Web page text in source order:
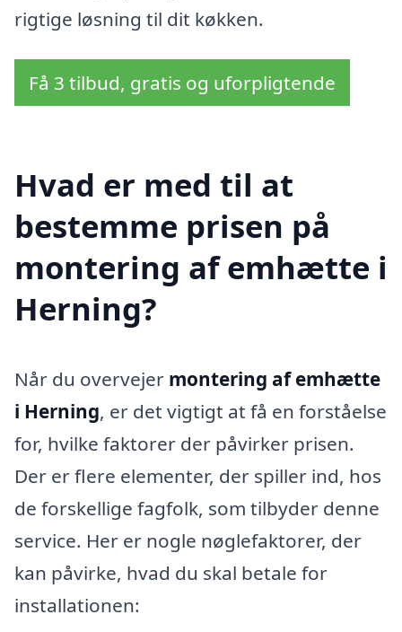
rigtige løsning til dit køkken.
Få 3 tilbud, gratis og uforpligtende
Hvad er med til at
bestemme prisen på
montering af emhætte i
Herning?
Når du overvejer montering af emhætte
i Herning, er det vigtigt at få en forståelse
for, hvilke faktorer der påvirker prisen.
Der er flere elementer, der spiller ind, hos
de forskellige fagfolk, som tilbyder denne
service. Her er nogle nøglefaktorer, der
kan påvirke, hvad du skal betale for
installationen: